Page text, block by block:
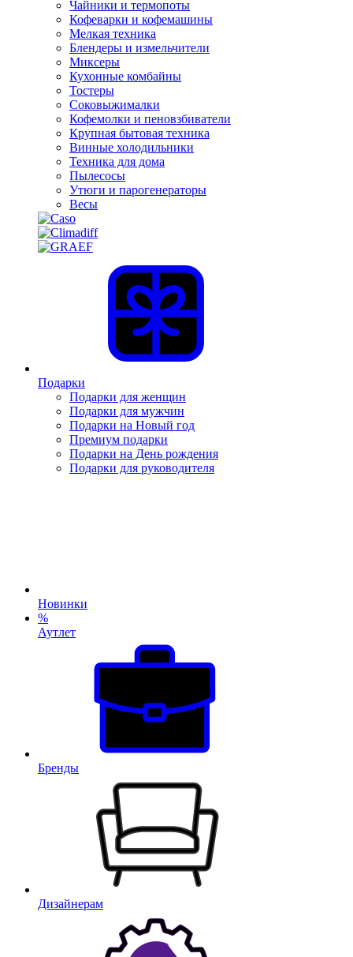
Чайники и термопоты
Кофеварки и кофемашины
Мелкая техника
Блендеры и измельчители
Миксеры
Кухонные комбайны
Тостеры
Соковыжималки
Кофемолки и пеновзбиватели
Крупная бытовая техника
Винные холодильники
Техника для дома
Пылесосы
Утюги и парогенераторы
Весы
Подарки
Подарки для женщин
Подарки для мужчин
Подарки на Новый год
Премиум подарки
Подарки на День рождения
Подарки для руководителя
Новинки
%
Аутлет
Бренды
Дизайнерам